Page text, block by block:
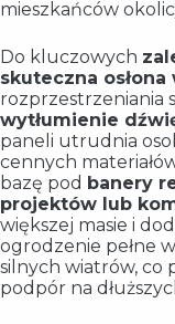
mieszkańców
Do kluczowych
skuteczna
rozprzestrzeniania
wytłumienie
paneli utrudnia
cennych
bazę pod banery
projektów lub
większej masie i
ogrodzenie pełne
silnych wiatrów, co
podpór na